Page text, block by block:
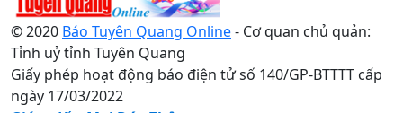
© 2020 Báo Tuyên Quang Online- Cơ quan chủ quản:
Tỉnh uỷ tỉnh Tuyên Quang
Giấy phép hoạt động báo điện tử số 140/GP-BTTTT cấp
ngày 17/03/2022